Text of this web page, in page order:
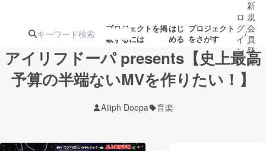
プロジェクトを掲
載するには
はじ
める
プロジェクト
をさがす
ジェクト
募集終了が近いプ
ロジェクト
ロ
グ
イ
ン
/
新
規
会
員
登
録
アイリフドーパ presents【史上最高
予算の半端ないMVを作りたい！】
Ailiph Doepa 音楽